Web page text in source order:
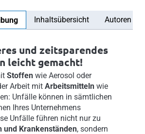
Inhaltsübersicht Autoren
und zeitsparendes
leicht gemacht!
Stoffen wie Aerosol oder
Arbeit mit Arbeitsmitteln wie
Unfälle können in sämtlichen
Ihres Unternehmens
Unfälle führen nicht nur zu
und Krankenständen, sondern